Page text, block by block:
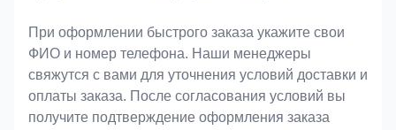
При оформлении быстрого заказа укажите свои
ФИО и номер телефона. Наши менеджеры
свяжутся с вами для уточнения условий доставки и
оплаты заказа. После согласования условий вы
получите подтверждение оформления заказа